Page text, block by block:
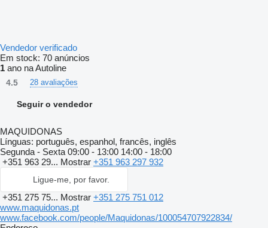
Vendedor verificado
Em stock: 70 anúncios
1 ano na Autoline
4.5 28 avaliações
Seguir o vendedor
MAQUIDONAS
Línguas: português, espanhol, francês, inglês
Segunda - Sexta 09:00 - 13:00 14:00 - 18:00
+351 963 29... Mostrar +351 963 297 932
Ligue-me, por favor.
+351 275 75... Mostrar +351 275 751 012
www.maquidonas.pt
www.facebook.com/people/Maquidonas/100054707922834/